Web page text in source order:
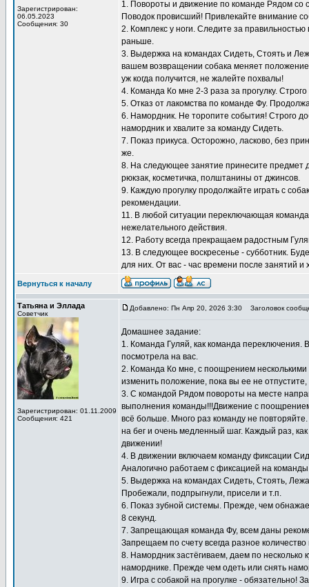
Зарегистрирован:
06.05.2023
Сообщения: 30
1. Повороты и движение по команде Рядом со
Поводок провисший! Привлекайте внимание
2. Комплекс у ноги. Следите за
раньше.
3. Выдержка на командах Сидеть, Стоять и
вашем возвращении собака меняет
уж когда получится, не жалейте похвалы!
4. Команда Ко мне 2-3 раза за прогулку.
5. Отказ от лакомства по команде Фу.
6. Намордник. Не торопите события! Строго
намордник и хвалите за команду Сидеть.
7. Показ прикуса. Осторожно, ласково, без
же.
8. На следующее занятие принесите предмет
рюкзак, косметичка, полштанины от джинсов.
9. Каждую прогулку продолжайте играть с
рекомендации.
11. В любой ситуации переключающая
нежелательного действия.
12. Работу всегда прекращаем радостным
13. В следующее воскресенье - субботник.
для них. От вас - час времени после занятий
Вернуться к началу
Татьяна и Эллада
Советчик
Зарегистрирован: 01.11.2009
Сообщения: 421
Добавлено: Пн Апр 20, 2026 3:30 Заголовок
Домашнее задание:
1. Команда Гуляй, как команда переключения.
посмотрела на вас.
2. Команда Ко мне, с поощрением несколькими
изменить положение, пока вы ее не
3. С командой Рядом повороты на месте
выполнения команды!!!Движение с
всё больше. Много раз команду не
на бег и очень медленный шаг. Каждый раз,
движении!
4. В движении включаем команду фиксации
Аналогично работаем с фиксацией на
5. Выдержка на командах Сидеть, Стоять,
Пробежали, подпрыгнули, присели и т.п.
6. Показ зубной системы. Прежде, чем
8 секунд.
7. Запрещающая команда Фу, всем даны
Запрещаем по счету всегда разное
8. Намордник застёгиваем, даем по несколько
наморднике. Прежде чем одеть или снять
9. Игра с собакой на прогулке - обязательно!